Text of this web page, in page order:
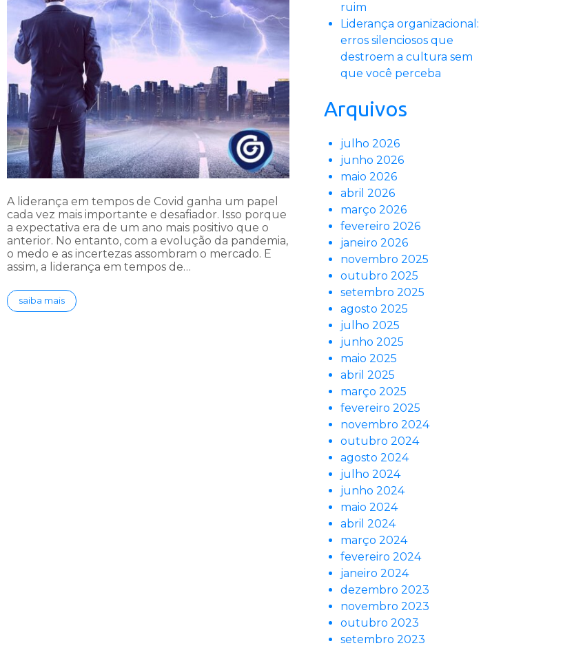
A liderança em tempos de Covid ganha um papel
cada vez mais importante e desafiador. Isso porque
a expectativa era de um ano mais positivo que o
anterior. No entanto, com a evolução da pandemia,
o medo e as incertezas assombram o mercado. E
assim, a liderança em tempos de…
saiba mais
ruim
Liderança organizacional:
erros silenciosos que
destroem a cultura sem
que você perceba
Arquivos
julho 2026
junho 2026
maio 2026
abril 2026
março 2026
fevereiro 2026
janeiro 2026
novembro 2025
outubro 2025
setembro 2025
agosto 2025
julho 2025
junho 2025
maio 2025
abril 2025
março 2025
fevereiro 2025
novembro 2024
outubro 2024
agosto 2024
julho 2024
junho 2024
maio 2024
abril 2024
março 2024
fevereiro 2024
janeiro 2024
dezembro 2023
novembro 2023
outubro 2023
setembro 2023